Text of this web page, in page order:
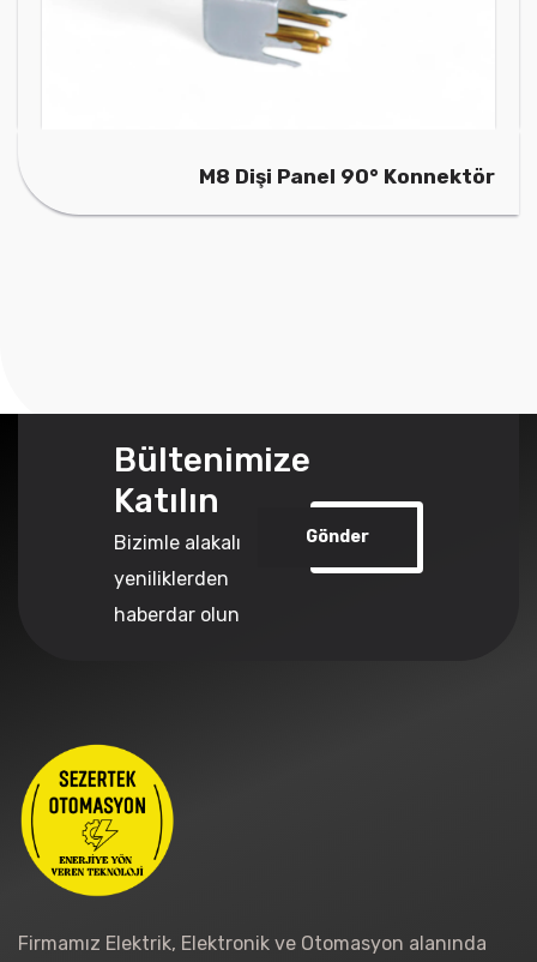
M8 Dişi Panel 90° Konnektör
Bültenimize
Katılın
Bizimle alakalı
yeniliklerden
haberdar olun
Gönder
Firmamız Elektrik, Elektronik ve Otomasyon alanında